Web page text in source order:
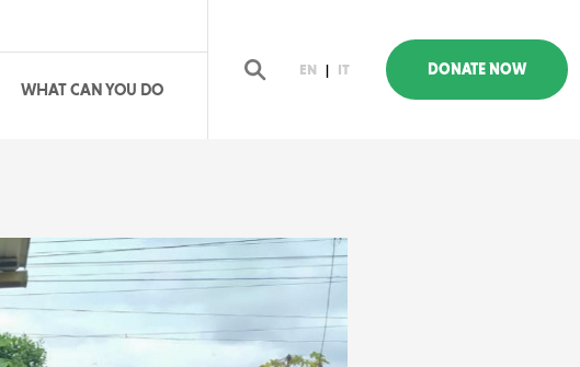
WHAT CAN YOU DO
EN | IT DONATE NOW